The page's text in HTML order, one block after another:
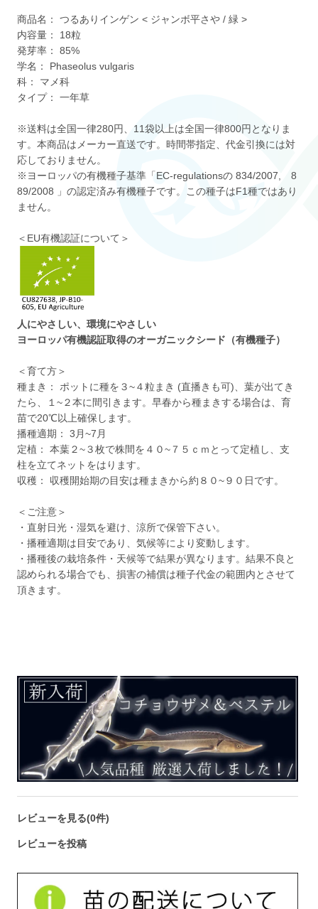
商品名： つるありインゲン < ジャンボ平さや / 緑 >
内容量： 18粒
発芽率： 85%
学名： Phaseolus vulgaris
科： マメ科
タイプ： 一年草
※送料は全国一律280円、11袋以上は全国一律800円となりま
す。本商品はメーカー直送です。時間帯指定、代金引換には対
応しておりません。
※ヨーロッパの有機種子基準「EC-regulationsの 834/2007, 8
89/2008 」の認定済み有機種子です。この種子はF1種ではあり
ません。
＜EU有機認証について＞
人にやさしい、環境にやさしい
ヨーロッパ有機認証取得のオーガニックシード（有機種子）
＜育て方＞
種まき： ポットに種を３~４粒まき (直播きも可)、葉が出てき
たら、１~２本に間引きます。早春から種まきする場合は、育
苗で20℃以上確保します。
播種適期： 3月~7月
定植： 本葉２~３枚で株間を４０~７５ｃｍとって定植し、支
柱を立てネットをはります。
収穫： 収穫開始期の目安は種まきから約８０~９０日です。
＜ご注意＞
・直射日光・湿気を避け、涼所で保管下さい。
・播種適期は目安であり、気候等により変動します。
・播種後の栽培条件・天候等で結果が異なります。結果不良と
認められる場合でも、損害の補償は種子代金の範囲内とさせて
頂きます。
レビューを見る(0件)
レビューを投稿